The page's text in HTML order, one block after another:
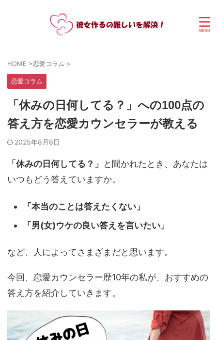
HOME >恋愛コラム >
恋愛コラム
「休みの日何してる？」への100点の
答え方を恋愛カウンセラーが教える
2025年8月8日
「休みの日何してる？」
と聞かれたとき、あなたは
いつもどう答えていますか。
「本当のことは答えたくない」
「男(女)ウケの良い答えを言いたい」
など、人によってさまざまだと思います。
今回、恋愛カウンセラー歴10年の私が、おすすめの
答え方を紹介していきます。